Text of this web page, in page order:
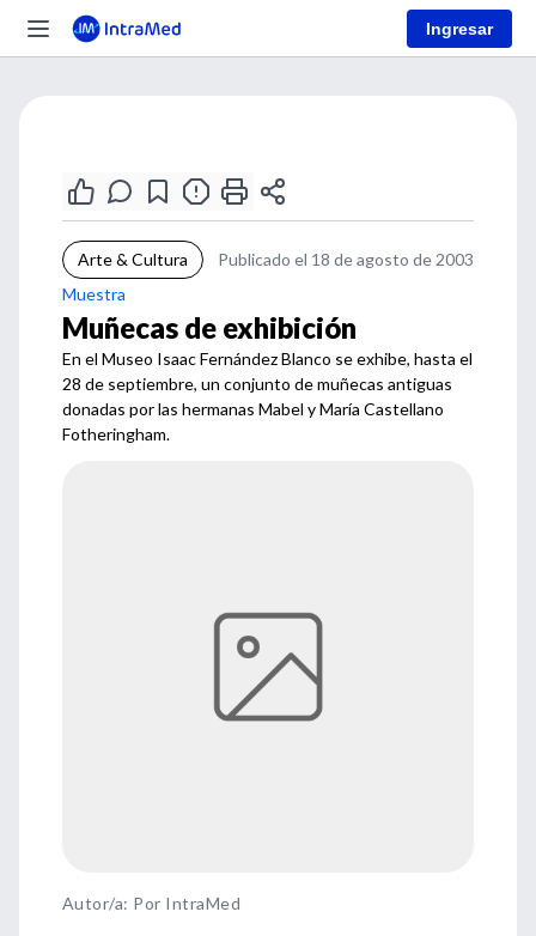
Ingresar
Arte & Cultura
Publicado el 18 de agosto de 2003
Muestra
Muñecas de exhibición
En el Museo Isaac Fernández Blanco se exhibe, hasta el
28 de septiembre, un conjunto de muñecas antiguas
donadas por las hermanas Mabel y María Castellano
Fotheringham.
Autor/a: Por IntraMed